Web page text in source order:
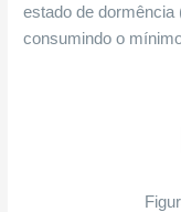
estado de dormência
consumindo o